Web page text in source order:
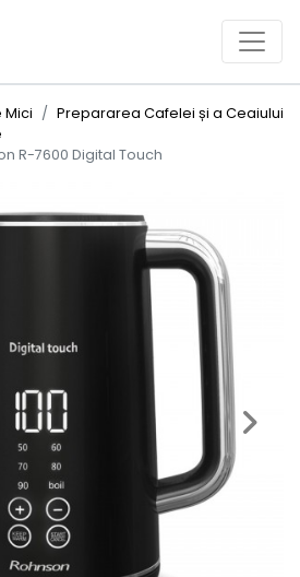
Mici
Prepararea Cafelei și a Ceaiului
R-7600 Digital Touch
Next